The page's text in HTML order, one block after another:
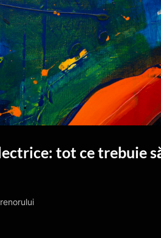
tot ce trebuie